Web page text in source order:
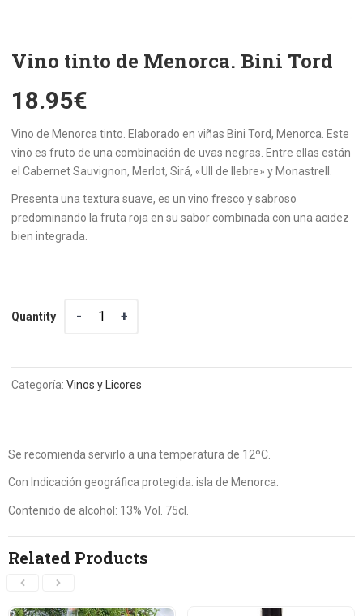
Vino tinto de Menorca. Bini Tord
18.95€
Vino de Menorca tinto. Elaborado en viñas Bini Tord, Menorca. Este
vino es fruto de una combinación de uvas negras. Entre ellas están
el Cabernet Sauvignon, Merlot, Sirá, «Ull de llebre» y Monastrell.
Presenta una textura suave, es un vino fresco y sabroso
predominando la fruta roja en su sabor combinada con una acidez
bien integrada.
Quantity
Quantity
Categoría:Vinos y Licores
Se recomienda servirlo a una temperatura de 12ºC.
Con Indicación geográfica protegida: isla de Menorca.
Contenido de alcohol: 13% Vol. 75cl.
Related Products